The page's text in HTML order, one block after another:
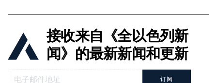
接收来自《全以色列新
闻》的最新新闻和更新
订阅